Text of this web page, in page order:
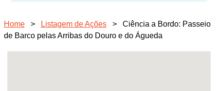
Home > Listagem de Ações >
Ciência a Bordo: Passeio
de Barco pelas Arribas do Douro e do Águeda